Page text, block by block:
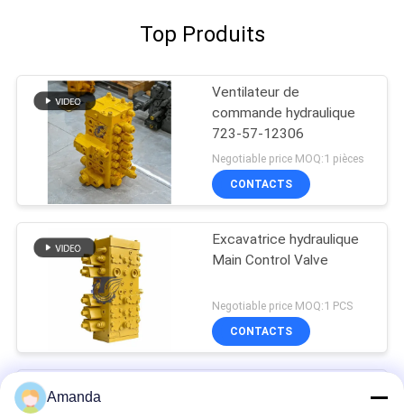
Top Produits
Ventilateur de
commande hydraulique
723-57-12306
Negotiable price MOQ:1 pièces
CONTACTS
Excavatrice hydraulique
Main Control Valve
Negotiable price MOQ:1 PCS
CONTACTS
Amanda